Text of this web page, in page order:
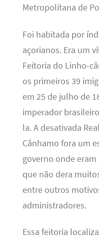
Metropolitana de
Foi habitada por
açorianos. Era um
Feitoria do Linho-
os primeiros 39
em 25 de julho de
imperador
la. A desativada
Cânhamo fora um
governo onde
que não dera
entre outros
administradores.
Essa feitoria